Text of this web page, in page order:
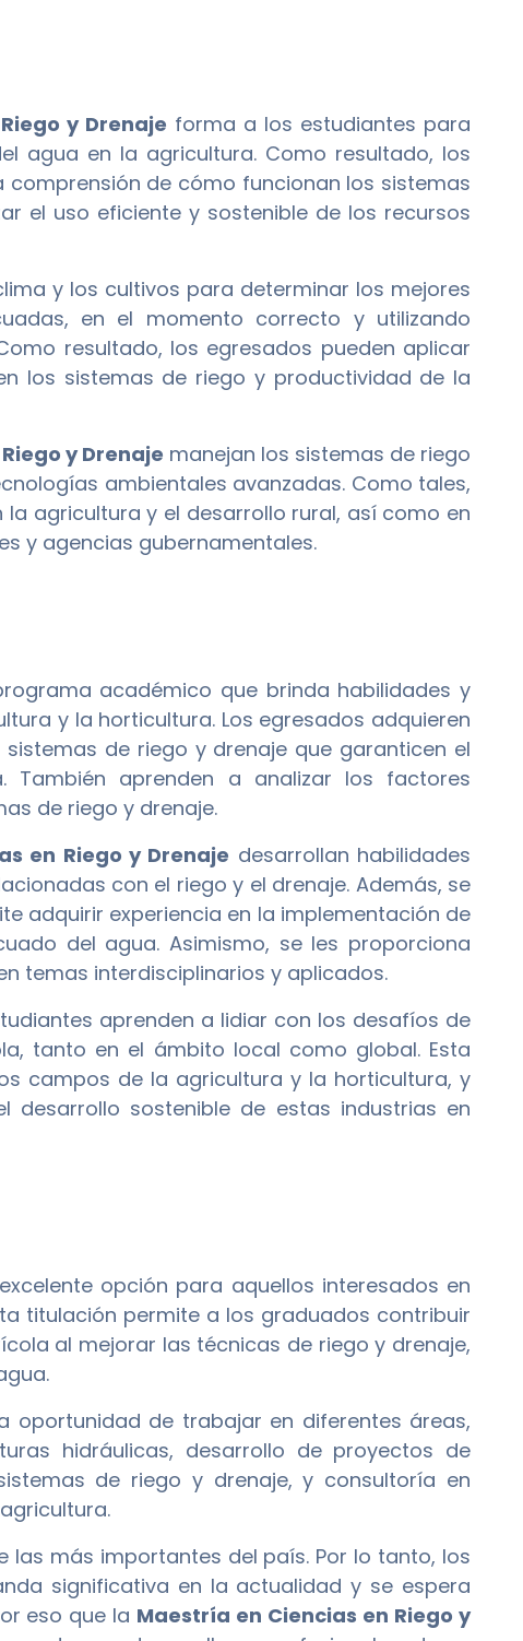
y Drenaje forma a los estudiantes para
agua en la agricultura. Como resultado, los
de cómo funcionan los sistemas
el uso eficiente y sostenible de los recursos
y los cultivos para determinar los mejores
en el momento correcto y utilizando
resultado, los egresados pueden aplicar
los sistemas de riego y productividad de la
y Drenaje manejan los sistemas de riego
ambientales avanzadas. Como tales,
agricultura y el desarrollo rural, así como en
y agencias gubernamentales.
académico que brinda habilidades y
y la horticultura. Los egresados adquieren
de riego y drenaje que garanticen el
aprenden a analizar los factores
de riego y drenaje.
en Riego y Drenaje desarrollan habilidades
con el riego y el drenaje. Además, se
adquirir experiencia en la implementación de
del agua. Asimismo, se les proporciona
temas interdisciplinarios y aplicados.
aprenden a lidiar con los desafíos de
tanto en el ámbito local como global. Esta
campos de la agricultura y la horticultura, y
sostenible de estas industrias en
opción para aquellos interesados en
titulación permite a los graduados contribuir
al mejorar las técnicas de riego y drenaje,
oportunidad de trabajar en diferentes áreas,
hidráulicas, desarrollo de proyectos de
de riego y drenaje, y consultoría en
las más importantes del país. Por lo tanto, los
significativa en la actualidad y se espera
eso que la Maestría en Ciencias en Riego y